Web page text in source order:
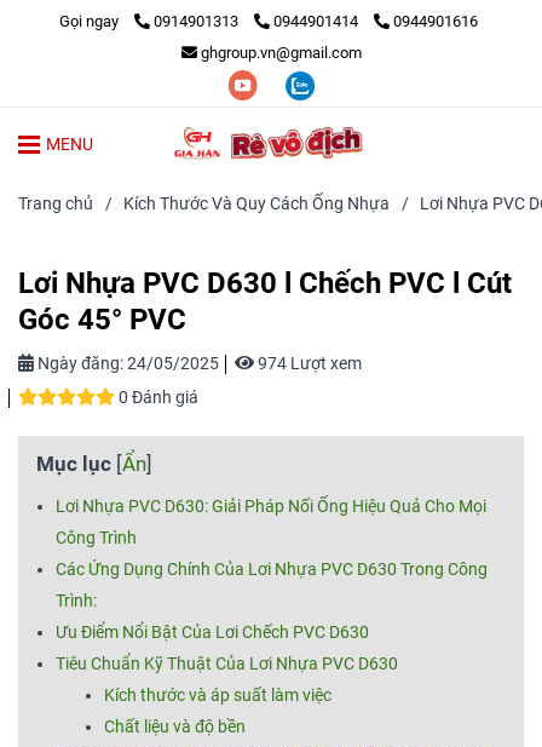
Gọi ngay 0914901313 0944901414
0944901616
ghgroup.vn@gmail.com
MENU
Trang chủ / Kích Thước Và Quy Cách Ống Nhựa / Lơi Nhựa PVC
Lơi Nhựa PVC D630 l Chếch PVC l Cút
Góc 45° PVC
Ngày đăng:24/05/2025
974 Lượt xem
0 Đánh giá
Mục lục [Ẩn]
Lơi Nhựa PVC D630: Giải Pháp Nối Ống Hiệu Quả Cho Mọi
Công Trình
Các Ứng Dụng Chính Của Lơi Nhựa PVC D630 Trong Công
Trình:
Ưu Điểm Nổi Bật Của Lơi Chếch PVC D630
Tiêu Chuẩn Kỹ Thuật Của Lơi Nhựa PVC D630
Kích thước và áp suất làm việc
Chất liệu và độ bền